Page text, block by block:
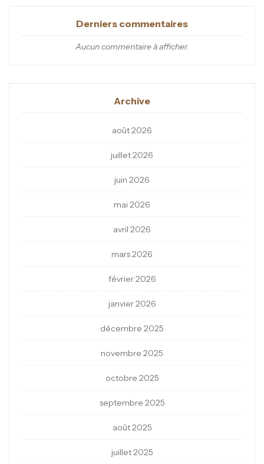
Derniers commentaires
Aucun commentaire à afficher.
Archive
août 2026
juillet 2026
juin 2026
mai 2026
avril 2026
mars 2026
février 2026
janvier 2026
décembre 2025
novembre 2025
octobre 2025
septembre 2025
août 2025
juillet 2025